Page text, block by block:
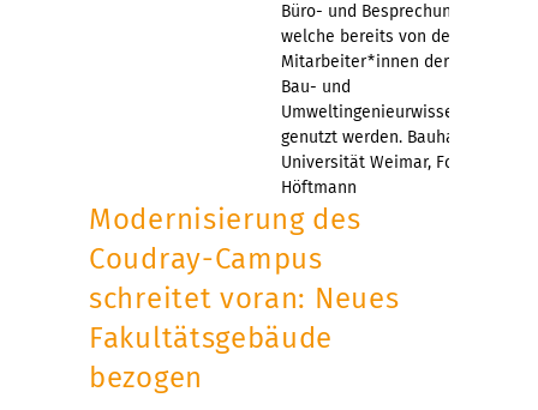
Büro- und Besprechungsräumen,
welche bereits von den
Mitarbeiter*innen der Fakultät
Bau- und
Umweltingenieurwissenschaften
genutzt werden. Bauhaus-
Universität Weimar, Foto: Dana
Höftmann
Modernisierung des
Coudray-Campus
schreitet voran: Neues
Fakultätsgebäude
bezogen